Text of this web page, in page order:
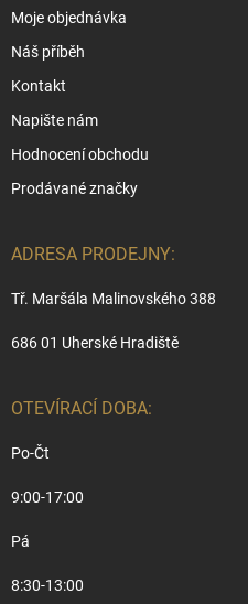
Moje objednávka
Náš příběh
Kontakt
Napište nám
Hodnocení obchodu
Prodávané značky
ADRESA PRODEJNY:
Tř. Maršála Malinovského 388
686 01 Uherské Hradiště
OTEVÍRACÍ DOBA:
Po-Čt
9:00-17:00
Pá
8:30-13:00